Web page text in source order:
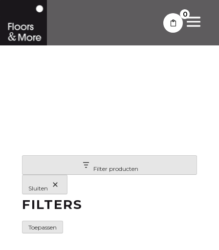
0
Filter producten
Sluiten
FILTERS
Toepassen